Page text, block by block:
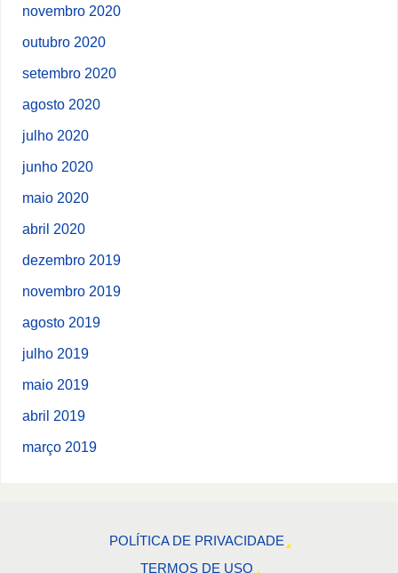
novembro 2020
outubro 2020
setembro 2020
agosto 2020
julho 2020
junho 2020
maio 2020
abril 2020
dezembro 2019
novembro 2019
agosto 2019
julho 2019
maio 2019
abril 2019
março 2019
POLÍTICA DE PRIVACIDADE
TERMOS DE USO